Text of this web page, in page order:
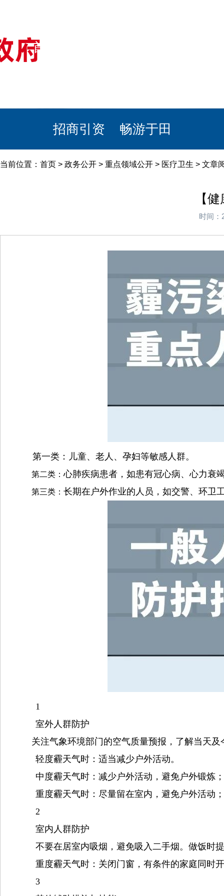
首页
招商引资 畅游于田
当前位置： 首页 > 政务公开 > 重点领域公开 > 医疗卫生 > 文章
【
时间：
第一类： 儿童、老人、孕妇等敏感人群。
第二类：心肺疾病患者，如患有冠心病、心力衰
第三类： 长期在户外作业的人员，如交警、环卫
1
室外人群防护
关注气象环境部门的空气质量预报，了解当天
轻度霾天气时： 适当减少户外活动。
中度霾天气时： 减少户外活动，避免户外锻炼
重度霾天气时： 尽量留在室内，避免户外活动
2
室内人群防护
不要在居室内吸烟，避免吸入二手烟。做饭时
重度霾天气时： 关闭门窗，有条件的家庭同时
3